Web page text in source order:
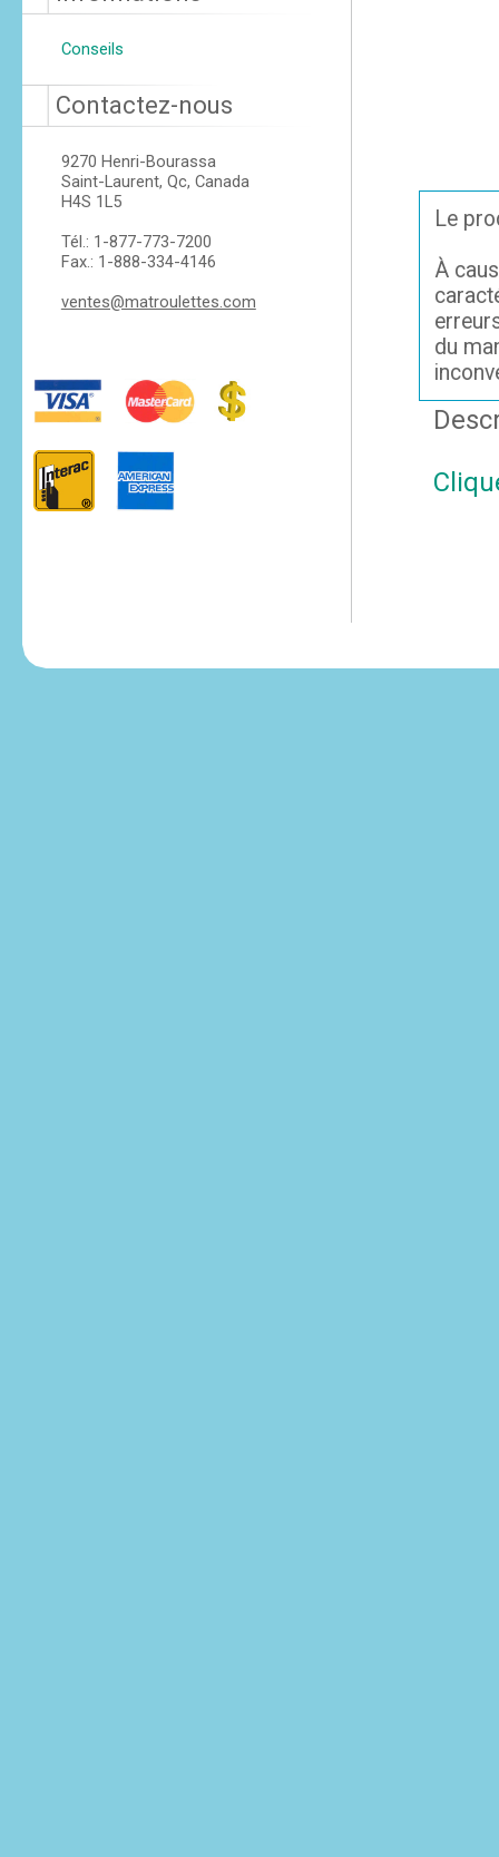
Conseils
Contactez-nous
9270 Henri-Bourassa
Saint-Laurent, Qc, Canada
H4S 1L5
Tél.: 1-877-773-7200
Fax.: 1-888-334-4146
ventes@matroulettes.com
Le
À
du